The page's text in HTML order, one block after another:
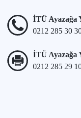
İTÜ Ayazağa
0212 285 30
İTÜ Ayazağa
0212 285 29